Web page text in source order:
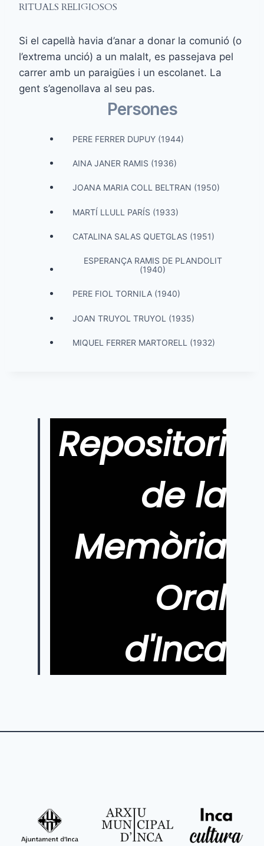
RITUALS RELIGIOSOS
Si el capellà havia d’anar a donar la comunió (o
l’extrema unció) a un malalt, es passejava pel
carrer amb un paraigües i un escolanet. La
gent s’agenollava al seu pas.
Persones
PERE FERRER DUPUY (1944)
AINA JANER RAMIS (1936)
JOANA MARIA COLL BELTRAN (1950)
MARTÍ LLULL PARÍS (1933)
CATALINA SALAS QUETGLAS (1951)
ESPERANÇA RAMIS DE PLANDOLIT
(1940)
PERE FIOL TORNILA (1940)
JOAN TRUYOL TRUYOL (1935)
MIQUEL FERRER MARTORELL (1932)
Repositori
de la
Memòria
Oral
d'Inca